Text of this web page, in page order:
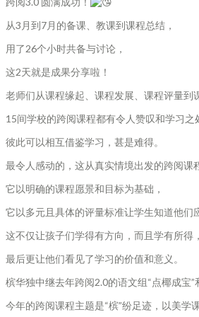
从3月到7月的备课、教课到课程总结，
用了26个小时共备与讨论，
这2天就是成果分享啦！
老师们从课程缘起、课程发展、课程评量到
15间学校的跨阅课程都有令人赞叹和学习之
彼此可以相互借鉴学习，甚是难得。
最令人感动的，这从真实情境出发的跨阅课
它以明确的课程愿景和目标为基础，
它以多元且具体的评量标准让学生知道他们
这不仅让孩子们学得有方向，而且学有所得，
最后更让他们看见了学习的价值和意义。
槟华独中继去年跨阅2.0的语文组“点椰成宝”
今年的跨阅课程主题是“槟”纷足迹，以美学